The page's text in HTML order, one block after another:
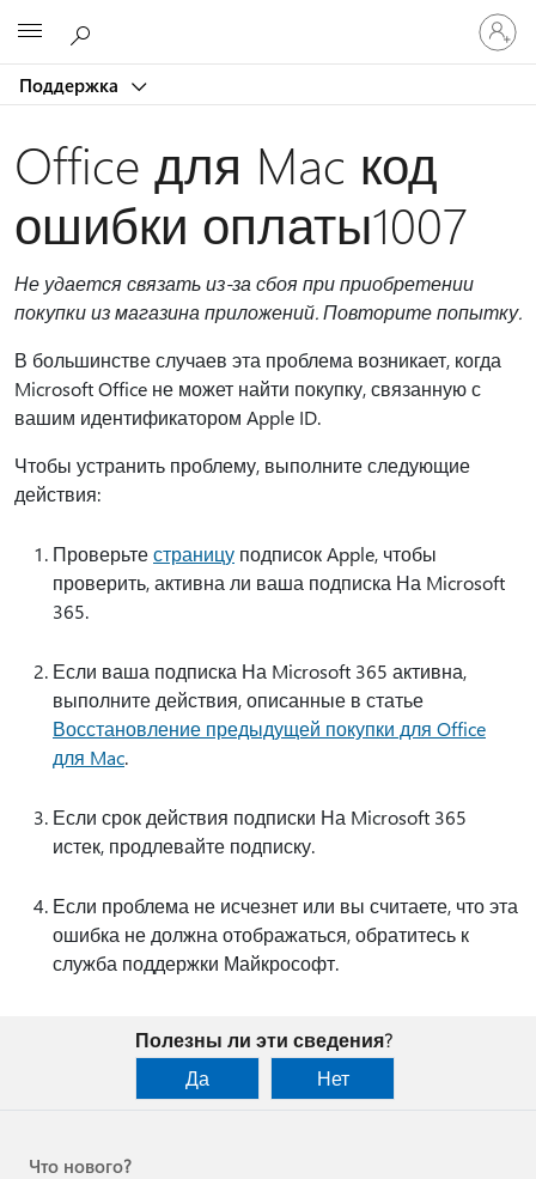
Поддержка
Office для Mac код
ошибки оплаты1007
Не удается связать из-за сбоя при приобретении
покупки из магазина приложений. Повторите попытку.
В большинстве случаев эта проблема возникает, когда
Microsoft Office не может найти покупку, связанную с
вашим идентификатором Apple ID.
Чтобы устранить проблему, выполните следующие
действия:
Проверьтестраницу подписок Apple, чтобы
проверить, активна ли ваша подписка На Microsoft
365.
Если ваша подписка На Microsoft 365 активна,
выполните действия, описанные в статье
Восстановление предыдущей покупки для Office
для Mac.
Если срок действия подписки На Microsoft 365
истек, продлевайте подписку.
Если проблема не исчезнет или вы считаете, что эта
ошибка не должна отображаться, обратитесь к
служба поддержки Майкрософт.
Полезны ли эти сведения?
Да
Нет
Что нового?